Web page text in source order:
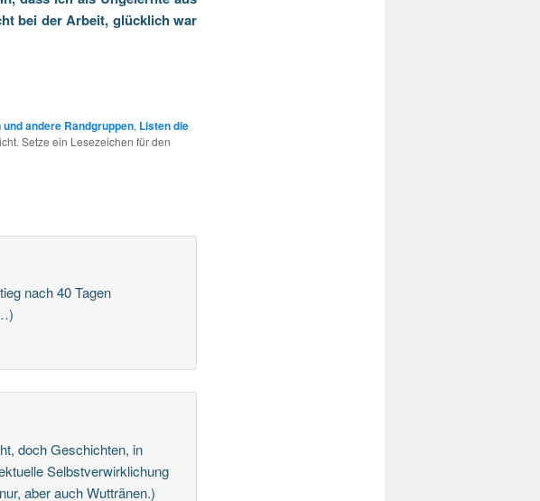
bei der Arbeit, glücklich war
andere Randgruppen, Listen die
Setze ein Lesezeichen für den
nach 40 Tagen
doch Geschichten, in
Selbstverwirklichung
aber auch Wuttränen.)